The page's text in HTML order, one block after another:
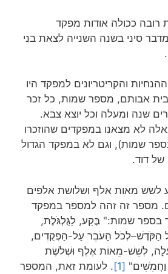
ככולה אודות מפקד
סיני בשנה השנייה לצאת בני
והקריטריונים למפקד היו
אבותם, מספר שמות, כל זכר
שנה ומעלה וכל יוצא צבא.
לא מצאנו במפקדים שהוזכרו
שמות), וגם לא במפקד הגדול
של דוד.
לשש מאות אלף ושלושת אלפים
מספר זה זהה למספר במפקד
בספר שמות:" בֶּקַע, לַגֻּלְגֹּלֶת,
הַקֹּדֶשׁ–לְכֹל הָעֹבֵר עַל-הַפְּקֻדִים,
לְשֵׁשׁ-מֵאוֹת אֶלֶף וּשְׁלֹשֶׁת
[1]
. לעומת זאת, המספר